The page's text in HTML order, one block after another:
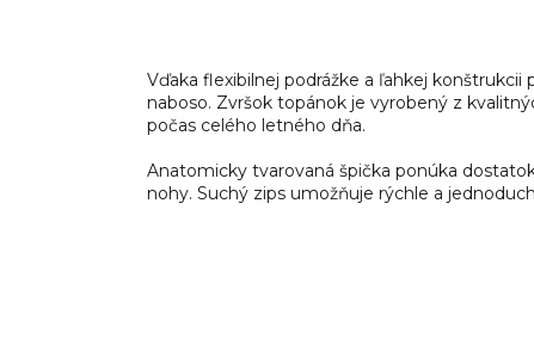
Vďaka flexibilnej podrážke a ľahkej
naboso. Zvršok topánok je vyrobený z
počas celého letného dňa.
Anatomicky tvarovaná špička ponúka
nohy. Suchý zips umožňuje rýchle a